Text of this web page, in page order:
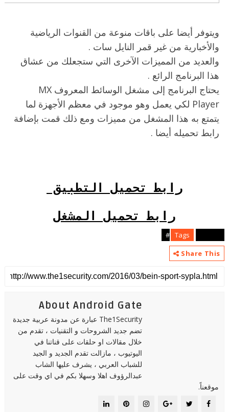
ويتوفر أيضا على باقات منوعة من القنوات الرياضية
والأخبارية من غير قمر النايل سات .
والعديد من المميزات الآخرى التي ستجعلك من عشاق
هذا البرنامج الرائع .
يحتاج البرنامج إلى مشغل الوسائط المعروف MX
Player لكي يعمل وهو موجود في معظم الأجهزة لما
يتمتع به هذا المشغل من مميزات ومع ذلك قمت بإضافة
رابط تحميله أيضا .
رابط تحميل التطبيق
رابط تحميل المشغل
Tags
Share This
About Android Gate
The1Security عبارة عن مدونة عربية جديدة
تضم جديد الشروحات و التقنيات ، تقدم من
خلال مقالات او حلقات على قناتنا في
اليوتيوب ، مازالت تقدم الجديد و الجيد
للشباب العربي ، يشرف عليها الشاب
عبدالرؤوف اهلا وسهلا بكم في اي وقت على
موقعناً.